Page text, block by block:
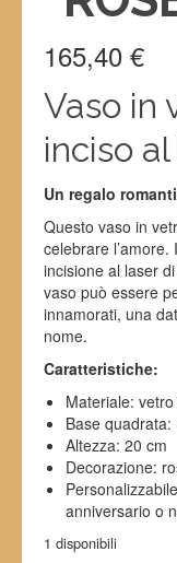
165,40 €
Vaso in
inciso
Un regalo
Questo vaso in
celebrare
incisione al laser
vaso può essere
innamorati, una
nome.
Caratteristiche:
Materiale:
Base
Altezza: 20 cm
Decorazione:
anniversario o
1 disponibili